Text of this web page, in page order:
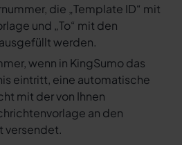
die „Template ID“ mit
und „To“ mit den
werden.
wenn in KingSumo das
eintritt, eine automatische
mit der von Ihnen
an den
versendet.